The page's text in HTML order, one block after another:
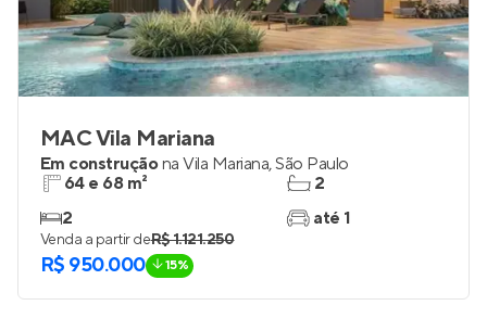
MAC Vila Mariana
Em construçãona Vila Mariana,São Paulo
64 e 68 m²
2
2
até 1
Venda a partir deR$ 1.121.250
R$ 950.000 15%